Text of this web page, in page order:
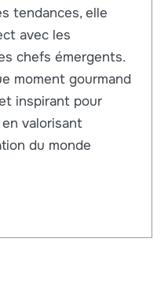
tendances, elle
avec les
chefs émergents.
moment gourmand
inspirant pour
valorisant
du monde